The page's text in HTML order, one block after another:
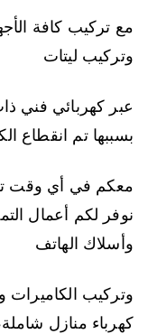
مع تركيب كافة
وتركيب ليتات
عبر كهربائي فني
بسببها تم انقطاع
معكم في أي وقت
نوفر لكم أعمال
وأسلاك الهاتف
وتركيب الكاميرات
كهرباء منازل